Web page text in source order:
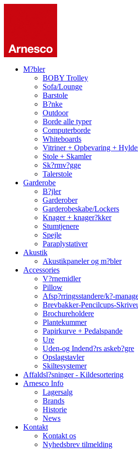
M?bler
BOBY Trolley
Sofa/Lounge
Barstole
B?nke
Outdoor
Borde alle typer
Computerborde
Whiteboards
Vitriner + Opbevaring +
Stole + Skamler
Sk?rmv?gge
Talerstole
Garderobe
B?jler
Garderober
Garderobeskabe/Lockers
Knager + knager?kker
Stumtjenere
Spejle
Paraplystativer
Akustik
Akustikpaneler og m?bler
Accessories
V?rnemidler
Pillow
Afsp?rringsstandere/k?-
Brevbakker-Pencilcups-
Brochureholdere
Plantekummer
Papirkurve + Pedalspande
Ure
Uden-og Indend?rs askeb?gre
Opslagstavler
Skiltesystemer
Affaldsl?sninger - Kildesortering
Arnesco Info
Lagersalg
Brands
Historie
News
Kontakt
Kontakt os
Nyhedsbrev tilmelding